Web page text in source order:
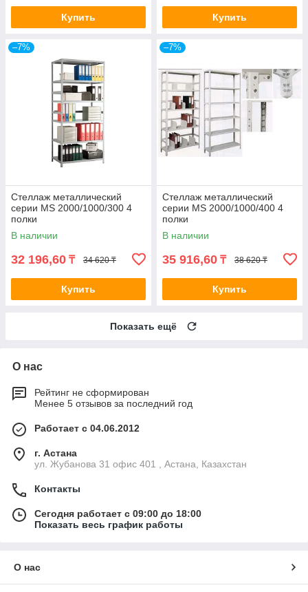
Купить Купить
–7%
Стеллаж металлический
серии MS 2000/1000/300 4
полки
В наличии
32 196,60 ₸ 34 620 ₸
Купить
–7%
Стеллаж металлический
серии MS 2000/1000/400 4
полки
В наличии
35 916,60 ₸ 38 620 ₸
Купить
Показать ещё
О нас
Рейтинг не сформирован
Менее 5 отзывов за последний год
Работает с 04.06.2012
г. Астана
ул. Жубанова 31 офис 401 , Астана, Казахстан
Контакты
Сегодня работает с 09:00 до 18:00
Показать весь график работы
О нас